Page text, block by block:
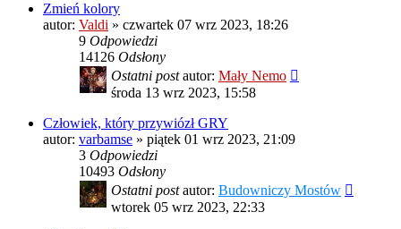
Zmień kolory
autor: Valdi » czwartek 07 wrz 2023, 18:26
9 Odpowiedzi
14126 Odsłony
Ostatni postautor: Mały Nemo
środa 13 wrz 2023, 15:58
Człowiek, który przywiózł GRY
autor: varbamse » piątek 01 wrz 2023, 21:09
3 Odpowiedzi
10493 Odsłony
Ostatni postautor: Budowniczy Mostów
wtorek 05 wrz 2023, 22:33